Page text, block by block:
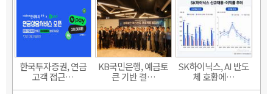
한국투자증권, 연금
고객 접근…
KB국민은행, 예금토
큰 기반 결…
SK하이닉스, AI 반도
체 호황에…